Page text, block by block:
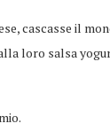
cascasse il
loro salsa